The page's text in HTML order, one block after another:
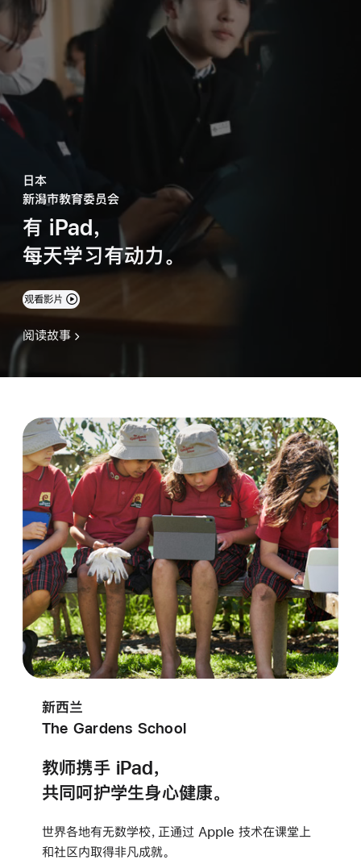
日本
新潟市教育委员会
有 iPad，
每天学习有动力。
观看影片
阅读故事
新西兰
The Gardens School
教师携手 iPad，
共同呵护学生身心健康。
世界各地有无数学校，正通过 Apple 技术在课堂上
和社区内取得非凡成就。